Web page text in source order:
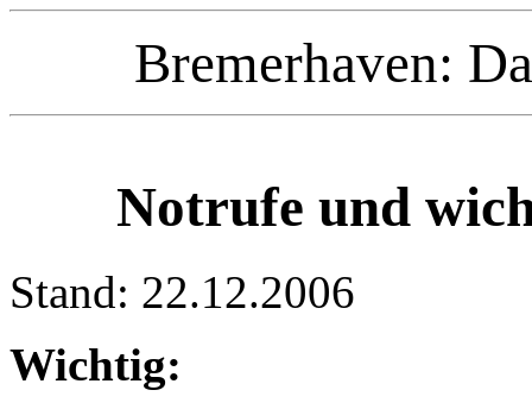
Bremerhaven:
Notrufe und
Stand: 22.12.2006
Wichtig: